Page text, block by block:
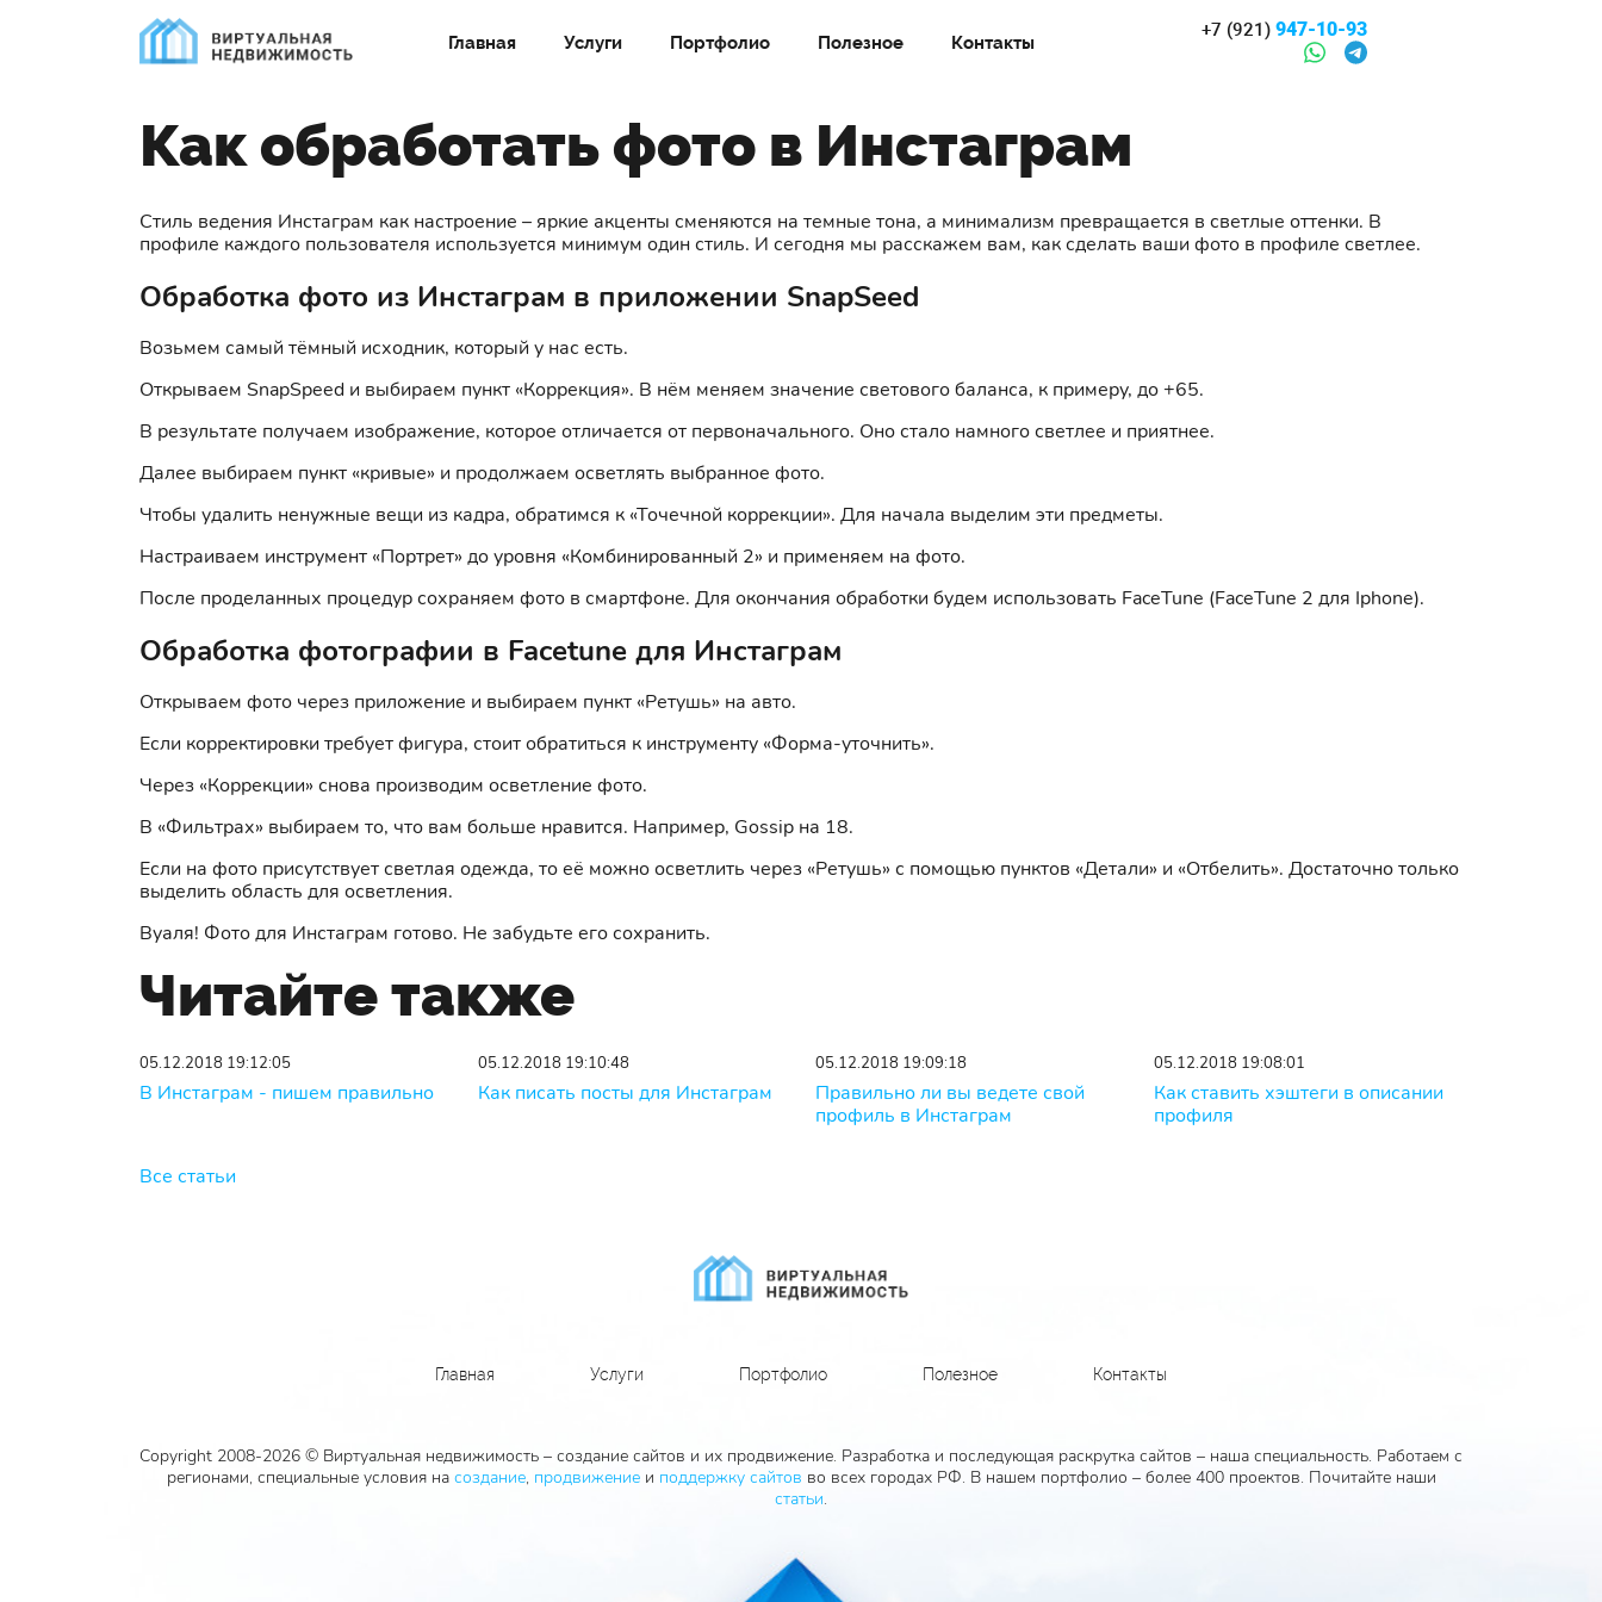
Главная Услуги Портфолио Полезное Контакты
+7 (921) 947-10-93
Как обработать фото в Инстаграм
Стиль ведения Инстаграм как настроение – яркие акценты сменяются на темные тона, а минимализм превращается в светлые оттенки. В
профиле каждого пользователя используется минимум один стиль. И сегодня мы расскажем вам, как сделать ваши фото в профиле светлее.
Обработка фото из Инстаграм в приложении SnapSeed
Возьмем самый тёмный исходник, который у нас есть.
Открываем SnapSpeed и выбираем пункт «Коррекция». В нём меняем значение светового баланса, к примеру, до +65.
В результате получаем изображение, которое отличается от первоначального. Оно стало намного светлее и приятнее.
Далее выбираем пункт «кривые» и продолжаем осветлять выбранное фото.
Чтобы удалить ненужные вещи из кадра, обратимся к «Точечной коррекции». Для начала выделим эти предметы.
Настраиваем инструмент «Портрет» до уровня «Комбинированный 2» и применяем на фото.
После проделанных процедур сохраняем фото в смартфоне. Для окончания обработки будем использовать FaceTune (FaceTune 2 для Iphone).
Обработка фотографии в Facetune для Инстаграм
Открываем фото через приложение и выбираем пункт «Ретушь» на авто.
Если корректировки требует фигура, стоит обратиться к инструменту «Форма-уточнить».
Через «Коррекции» снова производим осветление фото.
В «Фильтрах» выбираем то, что вам больше нравится. Например, Gossip на 18.
Если на фото присутствует светлая одежда, то её можно осветлить через «Ретушь» с помощью пунктов «Детали» и «Отбелить». Достаточно только
выделить область для осветления.
Вуаля! Фото для Инстаграм готово. Не забудьте его сохранить.
Читайте также
05.12.2018 19:12:05
В Инстаграм - пишем правильно
05.12.2018 19:10:48
Как писать посты для Инстаграм
05.12.2018 19:09:18
Правильно ли вы ведете свой
профиль в Инстаграм
05.12.2018 19:08:01
Как ставить хэштеги в описании
профиля
Все статьи
Главная Услуги Портфолио Полезное Контакты
Copyright 2008-2026 © Виртуальная недвижимость – создание сайтов и их продвижение. Разработка и последующая раскрутка сайтов – наша специальность. Работаем с
регионами, специальные условия на создание, продвижениеи поддержку сайтов во всех городах РФ. В нашем портфолио – более 400 проектов. Почитайте наши
статьи.